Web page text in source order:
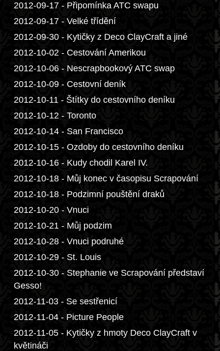
2012-09-17 - Připomínka ATC swapu
2012-09-17 - Velké třídění
2012-09-30 - Kytičky z Deco ClayCraft a jiné
2012-10-02 - Cestování Amerikou
2012-10-06 - Nescrapbookový ATC swap
2012-10-09 - Cestovní deník
2012-10-11 - Štítky do cestovního deníku
2012-10-12 - Toronto
2012-10-14 - San Francisco
2012-10-15 - Ozdoby do cestovního deníku
2012-10-16 - Kudy chodil Karel IV.
2012-10-18 - Můj konec v časopisu Scrapování
2012-10-18 - Podzimní pouštění draků
2012-10-20 - Vnuci
2012-10-21 - Můj podzim
2012-10-28 - Vnuci podruhé
2012-10-29 - St. Louis
2012-10-30 - Stephanie ve Scrapování představí
Gesso!
2012-11-03 - Se sestřenicí
2012-11-04 - Picture People
2012-11-05 - Kytičky z hmoty Deco ClayCraft v
květináči